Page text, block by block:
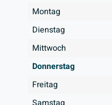
Montag
Dienstag
Mittwoch
Donnerstag
Freitag